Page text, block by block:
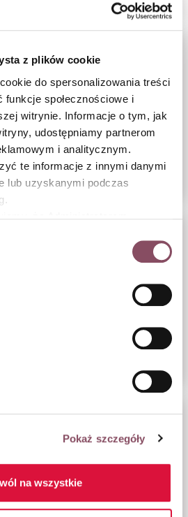
z plików cookie
do spersonalizowania treści
funkcje społecznościowe i
witrynie. Informacje o tym, jak
udostępniamy partnerom
i analitycznym.
te informacje z innymi danymi
lub uzyskanymi podczas
Dickmana 14/15 więcej
danych osobowych oraz
Polityce
Pokaż szczegóły
na wszystkie
Przyprawa korzenna